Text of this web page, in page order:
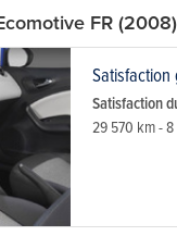
FR (2008)
Satisfaction
Satisfaction
29 570 km -